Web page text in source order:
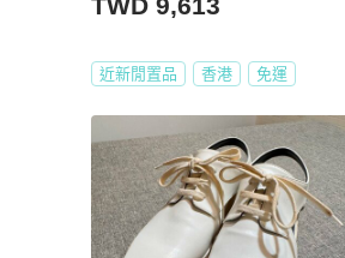
近新閒置品 香港 免運